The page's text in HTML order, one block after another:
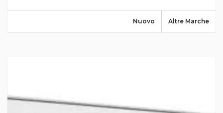
Altre Marche
Nuovo